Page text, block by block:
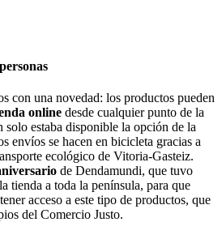
con una novedad: los productos pueden
online desde cualquier punto de la
solo estaba disponible la opción de la
envíos se hacen en bicicleta gracias a
ecológico de Vitoria-Gasteiz.
de Dendamundi, que tuvo
tienda a toda la península, para que
acceso a este tipo de productos, que
del Comercio Justo.